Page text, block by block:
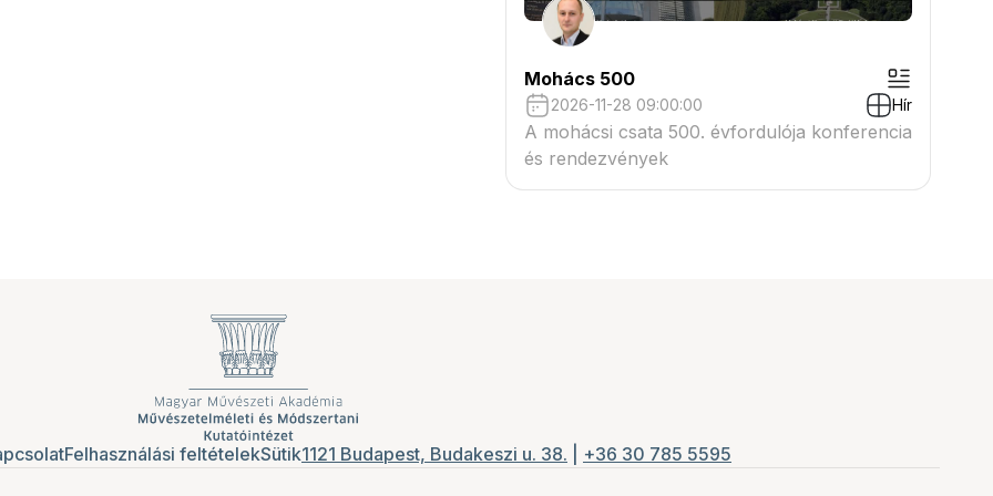
Mohács 500
2026-11-28 09:00:00 Hír
A mohácsi csata 500. évfordulója konferencia
és rendezvények
Felhasználási feltételekSütik1121 Budapest, Budakeszi u. 38. +36 30 785 5595